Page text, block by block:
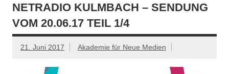
NETRADIO KULMBACH – SENDUNG
VOM 20.06.17 TEIL 1/4
21. Juni 2017 Akademie für Neue Medien